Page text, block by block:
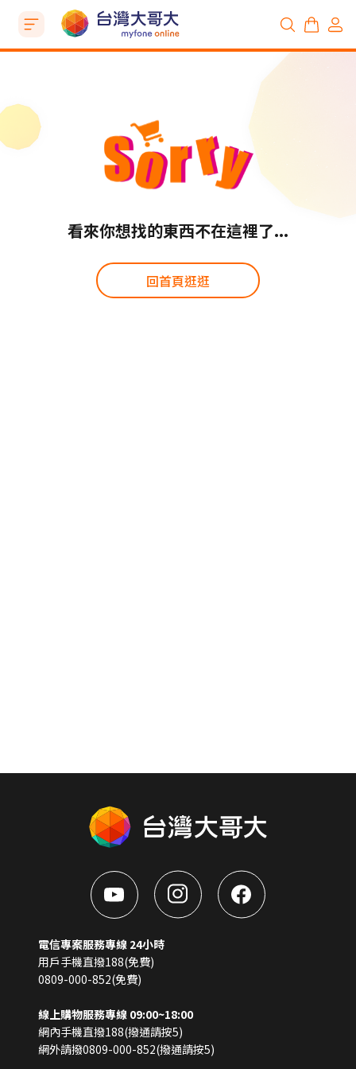
看來你想找的東西不在這裡了...
回首頁逛逛
電信專案服務專線 24小時
用戶手機直撥188(免費)
0809-000-852(免費)
線上購物服務專線 09:00~18:00
網內手機直撥188(撥通請按5)
網外請撥0809-000-852(撥通請按5)